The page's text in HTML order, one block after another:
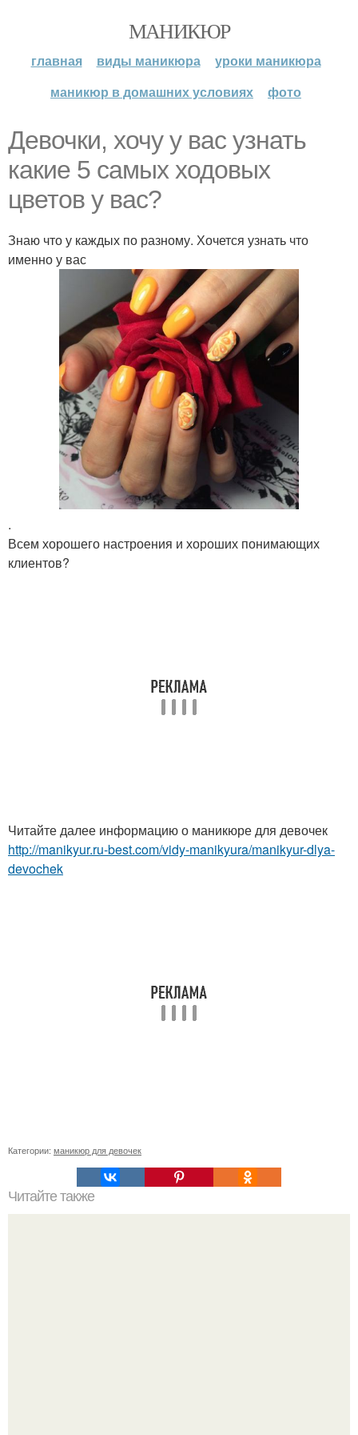
МАНИКЮР
главная виды маникюра
уроки маникюра
маникюр в домашних условиях
фото
Девочки, хочу у вас узнать
какие 5 самых ходовых
цветов у вас?
Знаю что у каждых по разному. Хочется узнать что
именно у вас
.
Всем хорошего настроения и хороших понимающих
клиентов?
Читайте далее информацию о маникюре для девочек
http://manikyur.ru-best.com/vidy-manikyura/manikyur-dlya-
devochek
Категории: маникюр для девочек
Читайте также